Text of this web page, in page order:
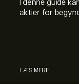
I denne guide
aktier for
LÆS MERE